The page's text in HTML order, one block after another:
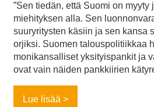
”Sen tiedän, että Suomi on myyty
miehityksen alla. Sen
suuryritysten käsiin ja sen kansa
orjiksi. Suomen talouspolitiikkaa
monikansalliset yksityispankit ja
ovat vain näiden pankkiirien
Lue lisää